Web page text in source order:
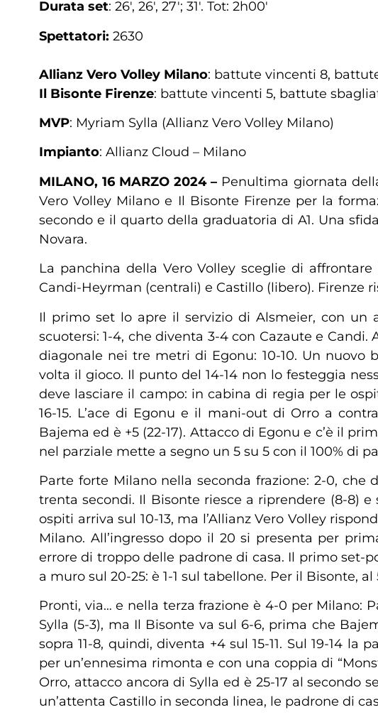
Durata set: 26′, 26′, 27′; 31′. Tot: 2h00′
Spettatori: 2630
Allianz Vero Volley Milano: battute vincenti 8,
Il Bisonte Firenze: battute vincenti 5, battute
MVP: Myriam Sylla (Allianz Vero Volley Milano)
Impianto: Allianz Cloud – Milano
MILANO, 16 MARZO 2024 – Penultima giornata
Vero Volley Milano e Il Bisonte Firenze per la
secondo e il quarto della graduatoria di A1. Una
Novara.
La panchina della Vero Volley sceglie di
Candi-Heyrman (centrali) e Castillo (libero). Firenze
Il primo set lo apre il servizio di Alsmeier, con un
scuotersi: 1-4, che diventa 3-4 con Cazaute e
diagonale nei tre metri di Egonu: 10-10. Un nuovo
volta il gioco. Il punto del 14-14 non lo festeggia
deve lasciare il campo: in cabina di regia per le
16-15. L’ace di Egonu e il mani-out di Orro a
Bajema ed è +5 (22-17). Attacco di Egonu e c’è il
nel parziale mette a segno un 5 su 5 con il 100% di
Parte forte Milano nella seconda frazione: 2-0,
trenta secondi. Il Bisonte riesce a riprendere (8-8)
ospiti arriva sul 10-13, ma l’Allianz Vero Volley
Milano. All’ingresso dopo il 20 si presenta per
errore di troppo delle padrone di casa. Il primo set-
a muro sul 20-25: è 1-1 sul tabellone. Per il Bisonte,
Pronti, via… e nella terza frazione è 4-0 per Milano:
Sylla (5-3), ma Il Bisonte va sul 6-6, prima che
sopra 11-8, quindi, diventa +4 sul 15-11. Sul 19-14
per un’ennesima rimonta e con una coppia di
Orro, attacco ancora di Sylla ed è 25-17 al secondo
un’attenta Castillo in seconda linea, le padrone di